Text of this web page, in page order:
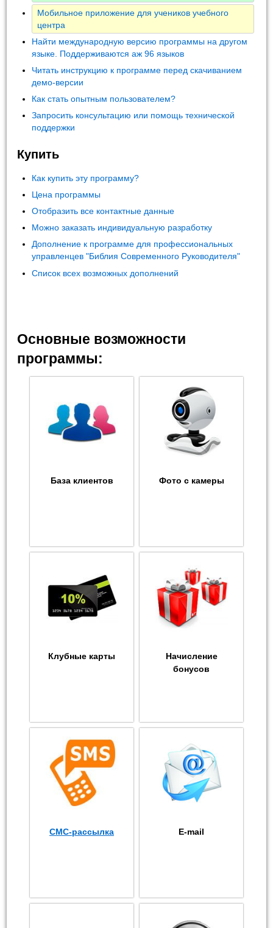
Мобильное приложение для учеников учебного
центра
Найти международную версию программы на другом
языке. Поддерживаются аж 96 языков
Читать инструкцию к программе перед скачиванием
демо-версии
Как стать опытным пользователем?
Запросить консультацию или помощь технической
поддержки
Купить
Как купить эту программу?
Цена программы
Отобразить все контактные данные
Можно заказать индивидуальную разработку
Дополнение к программе для профессиональных
управленцев "Библия Современного Руководителя"
Список всех возможных дополнений
Основные возможности
программы:
База клиентов Фото с камеры
Клубные карты
Начисление
бонусов
СМС-рассылка E-mail